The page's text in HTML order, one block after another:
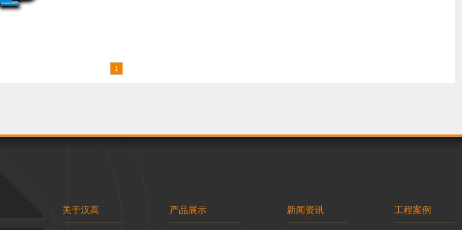
1
关于汉高 产品展示 新闻资讯 工程案例